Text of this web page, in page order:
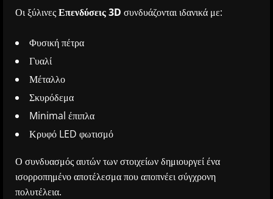
Οι ξύλινεςΕπενδύσεις 3D συνδυάζονται ιδανικά με:
Φυσική πέτρα
Γυαλί
Μέταλλο
Σκυρόδεμα
Minimal έπιπλα
Κρυφό LED φωτισμό
Ο συνδυασμός αυτών των στοιχείων δημιουργεί ένα
ισορροπημένο αποτέλεσμα που αποπνέει σύγχρονη
πολυτέλεια.